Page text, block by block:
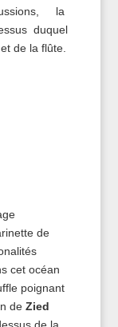
la
duquel
de la flûte.
de
cet océan
poignant
de Zied